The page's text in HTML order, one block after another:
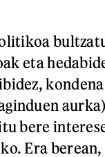
eta
bere
Era